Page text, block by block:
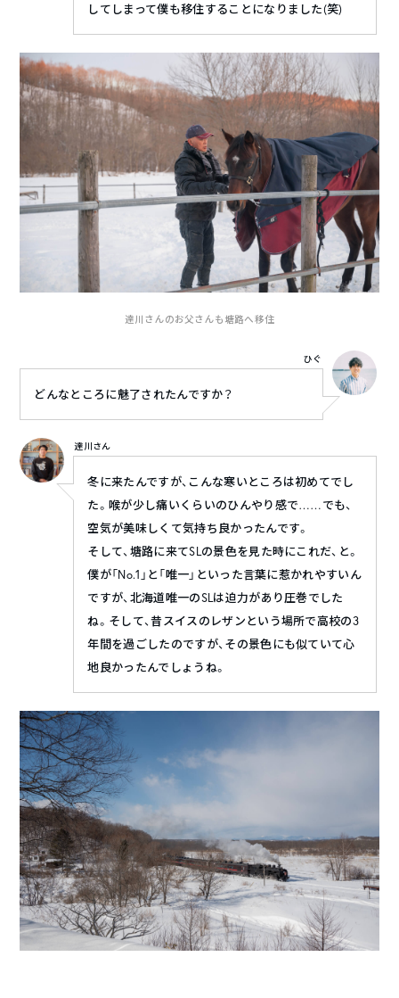
してしまって僕も移住することになりました(笑)
達川さんのお父さんも塘路へ移住
どんなところに魅了されたんですか？
ひぐ
達川さん
冬に来たんですが、こんな寒いところは初めてでし
た。喉が少し痛いくらいのひんやり感で……でも、
空気が美味しくて気持ち良かったんです。
そして、塘路に来てSLの景色を見た時にこれだ、と。
僕が「No.1」と「唯一」といった言葉に惹かれやすいん
ですが、北海道唯一のSLは迫力があり圧巻でした
ね。そして、昔スイスのレザンという場所で高校の3
年間を過ごしたのですが、その景色にも似ていて心
地良かったんでしょうね。